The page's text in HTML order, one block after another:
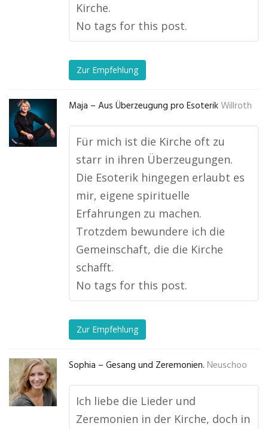
Kirche.
No tags for this post.
Zur Empfehlung
Maja – Aus Überzeugung pro EsoterikWillroth
Für mich ist die Kirche oft zu
starr in ihren Überzeugungen.
Die Esoterik hingegen erlaubt es
mir, eigene spirituelle
Erfahrungen zu machen.
Trotzdem bewundere ich die
Gemeinschaft, die die Kirche
schafft.
No tags for this post.
Zur Empfehlung
Sophia – Gesang und Zeremonien. Neuschoo
Ich liebe die Lieder und
Zeremonien in der Kirche, doch in